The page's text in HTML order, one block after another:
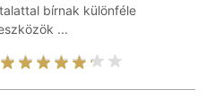
bírnak különféle
...